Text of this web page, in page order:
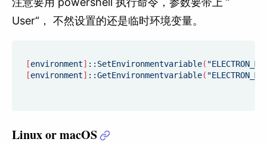
User“， 不然设置的还是临时环境变量。
[environment] ::SetEnvironmentvariable(
[environment] ::GetEnvironmentvariable(
Linux or macOS